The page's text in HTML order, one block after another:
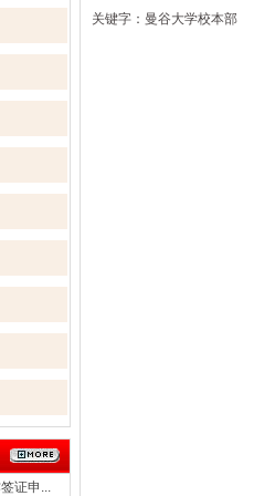
证申...
关键字：曼谷大学校本部